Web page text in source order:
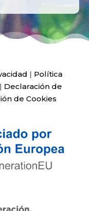
| Política
| Declaración de
de Cookies